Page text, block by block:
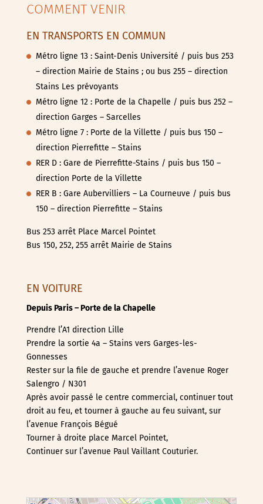
COMMENT VENIR
EN TRANSPORTS EN COMMUN
Métro ligne 13 : Saint-Denis Université / puis bus 253
– direction Mairie de Stains ; ou bus 255 – direction
Stains Les prévoyants
Métro ligne 12 : Porte de la Chapelle / puis bus 252 –
direction Garges – Sarcelles
Métro ligne 7 : Porte de la Villette / puis bus 150 –
direction Pierrefitte – Stains
RER D : Gare de Pierrefitte-Stains / puis bus 150 –
direction Porte de la Villette
RER B : Gare Aubervilliers – La Courneuve / puis bus
150 – direction Pierrefitte – Stains
Bus 253 arrêt Place Marcel Pointet
Bus 150, 252, 255 arrêt Mairie de Stains
EN VOITURE
Depuis Paris – Porte de la Chapelle
Prendre l’A1 direction Lille
Prendre la sortie 4a – Stains vers Garges-les-
Gonnesses
Rester sur la file de gauche et prendre l’avenue Roger
Salengro / N301
Après avoir passé le centre commercial, continuer tout
droit au feu, et tourner à gauche au feu suivant, sur
l’avenue François Bégué
Tourner à droite place Marcel Pointet,
Continuer sur l’avenue Paul Vaillant Couturier.
chargement de la carte - veuillez patienter...